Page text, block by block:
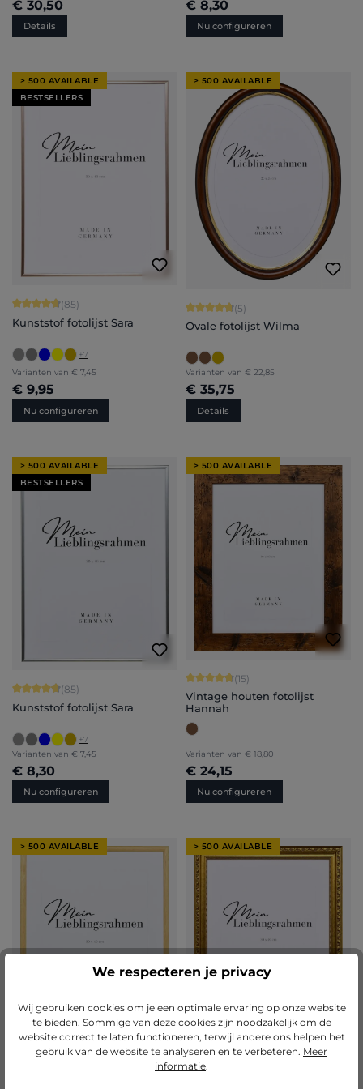
€ 30,50
Details
€ 8,30
Nu configureren
> 500 AVAILABLE
BESTSELLERS
Gemiddelde waardering van 4.71 van 5 sterren
(85)
Kunststof fotolijst Sara
+7
Varianten van € 7,45
€ 9,95
Nu configureren
> 500 AVAILABLE
Gemiddelde waardering van 4.8 van
(5)
Ovale fotolijst Wilma
Varianten van € 22,85
€ 35,75
Details
> 500 AVAILABLE
BESTSELLERS
Gemiddelde waardering van 4.71 van 5 sterren
(85)
Kunststof fotolijst Sara
+7
Varianten van € 7,45
€ 8,30
Nu configureren
> 500 AVAILABLE
Gemiddelde waardering van 4.87
(15)
Vintage houten fotolijst
Hannah
Varianten van € 18,80
€ 24,15
Nu configureren
> 500 AVAILABLE
Gemiddelde waardering van 4.9 van 5 sterren
> 500 AVAILABLE
Gemiddelde waardering van 5 van 5
We respecteren je privacy
Wij gebruiken cookies om je een optimale ervaring op onze website
te bieden. Sommige van deze cookies zijn noodzakelijk om de
website correct te laten functioneren, terwijl andere ons helpen het
gebruik van de website te analyseren en te verbeteren. Meer
informatie.